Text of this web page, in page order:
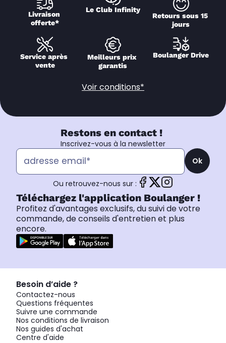
Livraison
offerte*
Le Club Infinity
Retours sous 15
jours
Service après
vente
Meilleurs prix
garantis
Boulanger Drive
Voir conditions*
Restons en contact !
Inscrivez-vous à la newsletter
Ok
Ou retrouvez-nous sur :
Téléchargez l'application Boulanger !
Profitez d'avantages exclusifs, du suivi de votre
commande, de conseils d'entretien et plus
encore.
Besoin d’aide ?
Contactez-nous
Questions fréquentes
Suivre une commande
Nos conditions de livraison
Nos guides d'achat
Centre d'aide